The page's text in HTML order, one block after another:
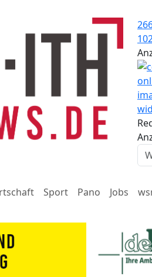
Sport Pano Jobs